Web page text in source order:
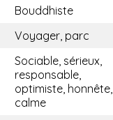
Bouddhiste
Voyager, parc
Sociable, sérieux,
responsable,
optimiste, honnête,
calme